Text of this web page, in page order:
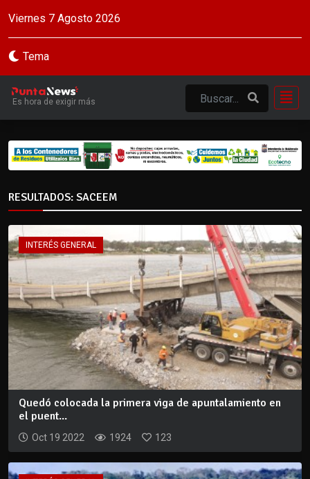
Viernes 7 Agosto 2026
Tema
Es hora de exigir más
RESULTADOS: SACEEM
INTERÉS GENERAL
Quedó colocada la primera viga de apuntalamiento en
el puent...
Oct 19 2022 1924 123